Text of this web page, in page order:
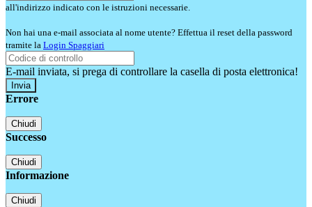
all'indirizzo indicato con le istruzioni necessarie.
Non hai una e-mail associata al nome utente? Effettua il reset della password
tramite la Login Spaggiari
E-mail inviata, si prega di controllare la casella di posta elettronica!
Errore
Chiudi
Successo
Chiudi
Informazione
Chiudi